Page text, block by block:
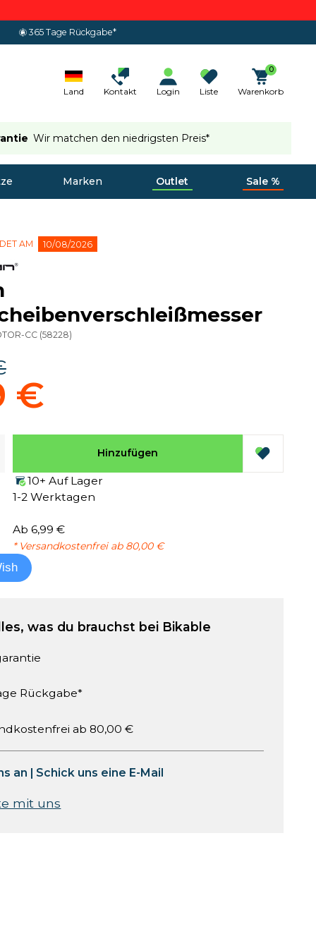
365 Tage Rückgabe*
Land Kontakt Login Liste
0
Warenkorb
Wir matchen den niedrigsten Preis*
Marken Outlet Sale %
AM 10/08/2026
CC (58228)
€
Hinzufügen
10+ Auf Lager
1-2 Werktagen
Ab 6,99 €
* Versandkostenfrei ab 80,00 €
was du brauchst bei Bikable
Rückgabe*
ab 80,00 €
an | Schick uns eine E-Mail
mit uns